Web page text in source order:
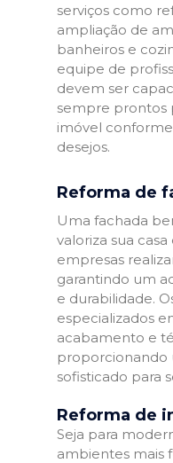
serviços como
ampliação de
banheiros e
equipe de
devem ser
sempre prontos
imóvel conforme
desejos.
Reforma de
Uma fachada
valoriza sua
empresas
garantindo um
e durabilidade.
especializados
acabamento e
proporcionando
sofisticado para
Reforma de
Seja para
ambientes mais